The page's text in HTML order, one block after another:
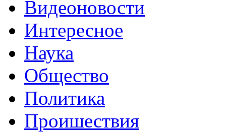
Видеоновости
Интересное
Наука
Общество
Политика
Проишествия